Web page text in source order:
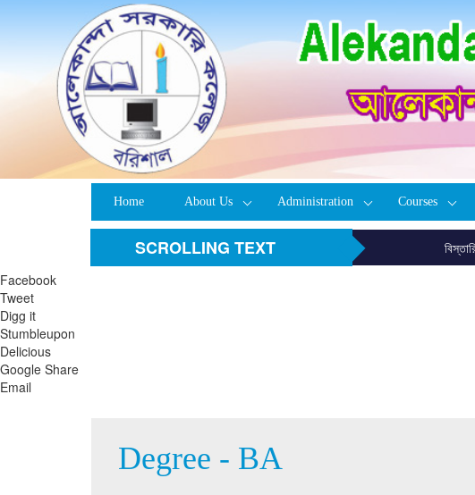
Home About Us Administration Courses
SCROLLING TEXT
Facebook
Tweet
Digg it
Stumbleupon
Delicious
Google Share
Email
Degree - BA